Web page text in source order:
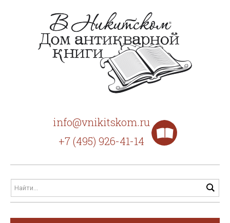
info@vnikitskom.ru
+7 (495) 926-41-14